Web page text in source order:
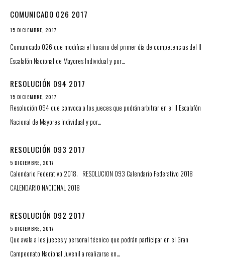
COMUNICADO 026 2017
15 DICIEMBRE, 2017
Comunicado 026 que modifica el horario del primer día de competencias del II
Escalafón Nacional de Mayores Individual y por…
RESOLUCIÓN 094 2017
15 DICIEMBRE, 2017
Resolución 094 que convoca a los jueces que podrán arbitrar en el II Escalafón
Nacional de Mayores Individual y por…
RESOLUCIÓN 093 2017
5 DICIEMBRE, 2017
Calendario Federativo 2018. RESOLUCION 093 Calendario Federativo 2018
CALENDARIO NACIONAL 2018
RESOLUCIÓN 092 2017
5 DICIEMBRE, 2017
Que avala a los jueces y personal técnico que podrán participar en el Gran
Campeonato Nacional Juvenil a realizarse en…